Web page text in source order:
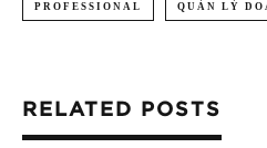
PROFESSIONAL QUẢN LÝ
RELATED POSTS